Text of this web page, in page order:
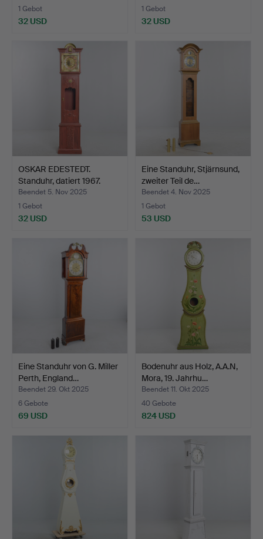
1 Gebot
32 USD
1 Gebot
32 USD
OSKAR EDESTEDT.
Standuhr, datiert 1967.
Beendet 5. Nov 2025
1 Gebot
32 USD
Eine Standuhr, Stjärnsund,
zweiter Teil de…
Beendet 4. Nov 2025
1 Gebot
53 USD
Eine Standuhr von G. Miller
Perth, England…
Beendet 29. Okt 2025
6 Gebote
69 USD
Bodenuhr aus Holz, A.A.N,
Mora, 19. Jahrhu…
Beendet 11. Okt 2025
40 Gebote
824 USD